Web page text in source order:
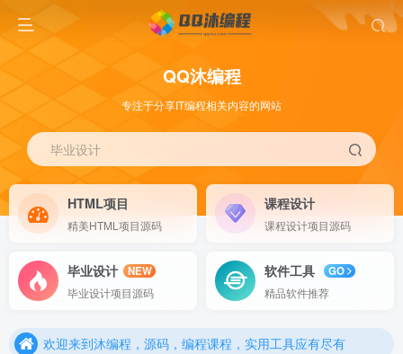
QQ沐编程
专注于分享IT编程相关内容的网站
毕业设计
HTML项目
精美HTML项目源码
课程设计
课程设计项目源码
毕业设计
NEW
毕业设计项目源码
软件工具
GO
精品软件推荐
欢迎来到沐编程，源码，编程课程，实用工具应有尽有
欢迎来到沐编程，源码，编程课程，实用工具应有尽有